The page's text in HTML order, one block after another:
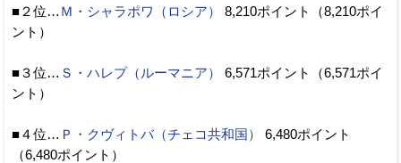
■２位… Ｍ・シャラポワ（ロシア）
8,210ポイント（8,210ポイ
ント）
■３位… Ｓ・ハレプ（ルーマニア）
6,571ポイント（6,571ポイ
ント）
■４位… Ｐ・クヴィトバ（チェコ共和国）
6,480ポイント
（6,480ポイント）